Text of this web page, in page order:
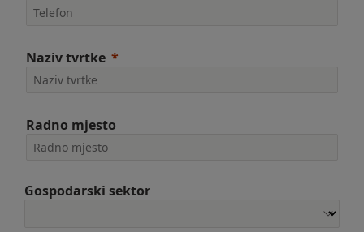
Naziv tvrtke
Radno mjesto
Gospodarski sektor